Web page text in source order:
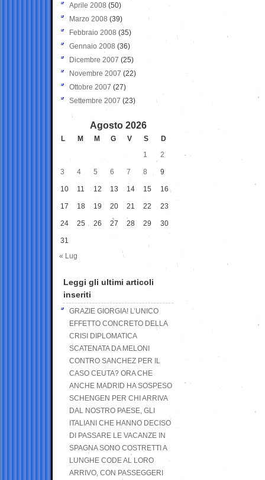
Aprile 2008 (50)
Marzo 2008 (39)
Febbraio 2008 (35)
Gennaio 2008 (36)
Dicembre 2007 (25)
Novembre 2007 (22)
Ottobre 2007 (27)
Settembre 2007 (23)
Agosto 2026
L M M G V S
D
1
2
3 4 5 6 7 8 9
10 11 12 13 14 15 16
17 18 19 20 21 22 23
24 25 26 27 28 29 30
31
« Lug
Leggi gli ultimi articoli
inseriti
GRAZIE GIORGIA! L’UNICO
EFFETTO CONCRETO DELLA
CRISI DIPLOMATICA
SCATENATA DA MELONI
CONTRO SANCHEZ PER IL
CASO CEUTA? ORA CHE
ANCHE MADRID HA SOSPESO
SCHENGEN PER CHI ARRIVA
DAL NOSTRO PAESE, GLI
ITALIANI CHE HANNO DECISO
DI PASSARE LE VACANZE IN
SPAGNA SONO COSTRETTI A
LUNGHE CODE AL LORO
ARRIVO, CON PASSEGGERI